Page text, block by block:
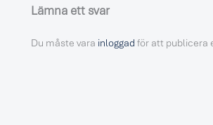
Lämna ett svar
Du måste vara inloggad för att publicera